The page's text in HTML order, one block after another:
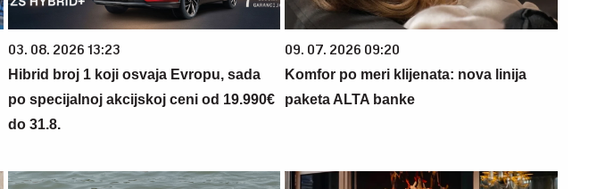
03. 08. 2026 13:23
Hibrid broj 1 koji osvaja Evropu, sada
po specijalnoj akcijskoj ceni od 19.990€
do 31.8.
09. 07. 2026 09:20
Komfor po meri klijenata: nova linija
paketa ALTA banke